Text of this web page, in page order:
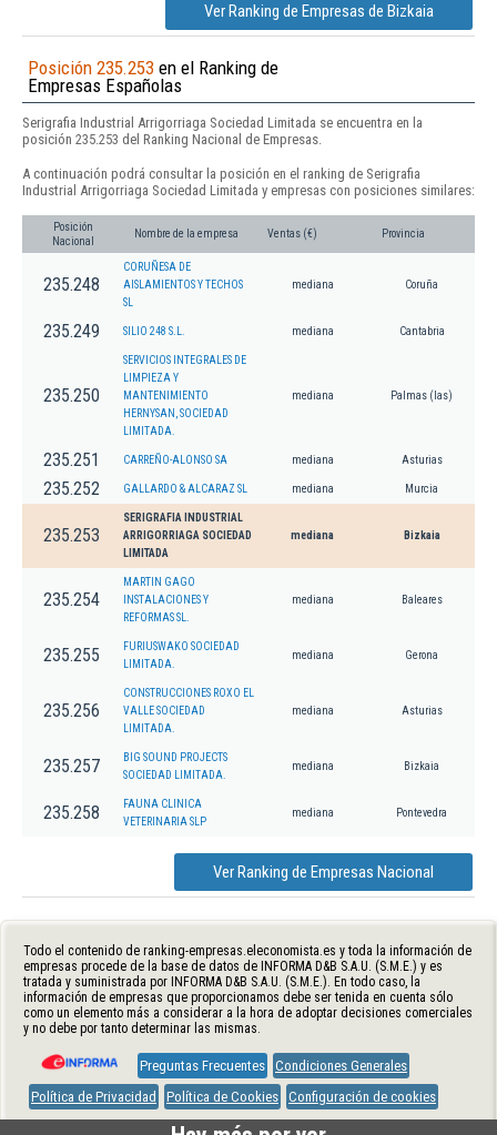
Ver Ranking de Empresas de Bizkaia
Posición 235.253 en el Ranking de
Empresas Españolas
Serigrafia Industrial Arrigorriaga Sociedad Limitada se encuentra en la
posición 235.253 del Ranking Nacional de Empresas.
A continuación podrá consultar la posición en el ranking de Serigrafia
Industrial Arrigorriaga Sociedad Limitada y empresas con posiciones similares:
Posición
Nacional
Nombre de la empresa Ventas (€) Provincia
235.248
CORUÑESA DE
AISLAMIENTOS Y TECHOS
SL
mediana Coruña
235.249 SILIO 248 S.L. mediana Cantabria
235.250
SERVICIOS INTEGRALES DE
LIMPIEZA Y
MANTENIMIENTO
HERNYSAN, SOCIEDAD
LIMITADA.
mediana Palmas (las)
235.251 CARREÑO-ALONSO SA mediana Asturias
235.252 GALLARDO & ALCARAZ SL mediana Murcia
235.253
SERIGRAFIA INDUSTRIAL
ARRIGORRIAGA SOCIEDAD
LIMITADA
mediana Bizkaia
235.254
MARTIN GAGO
INSTALACIONES Y
REFORMAS SL.
mediana Baleares
235.255
FURIUSWAKO SOCIEDAD
LIMITADA.
mediana Gerona
235.256
CONSTRUCCIONES ROXO EL
VALLE SOCIEDAD
LIMITADA.
mediana Asturias
235.257
BIG SOUND PROJECTS
SOCIEDAD LIMITADA.
mediana Bizkaia
235.258
FAUNA CLINICA
VETERINARIA SLP
mediana Pontevedra
Ver Ranking de Empresas Nacional
Todo el contenido de ranking-empresas.eleconomista.es y toda la información de
empresas procede de la base de datos de INFORMA D&B S.A.U. (S.M.E.) y es
tratada y suministrada por INFORMA D&B S.A.U. (S.M.E.). En todo caso, la
información de empresas que proporcionamos debe ser tenida en cuenta sólo
como un elemento más a considerar a la hora de adoptar decisiones comerciales
y no debe por tanto determinar las mismas.
Preguntas Frecuentes Condiciones Generales
Política de Privacidad
Política de Cookies Configuración de cookies